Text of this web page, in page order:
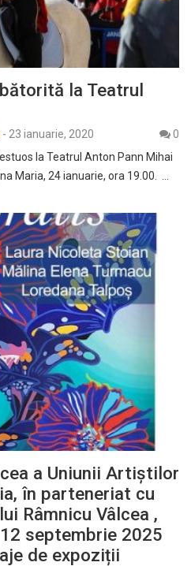
la Teatrul
- 23 ianuarie, 2020
0
la Teatrul Anton Pann Mihai
Maria, 24 ianuarie, ora 19.00. …
a Uniunii Artiștilor
în parteneriat cu
Râmnicu Vâlcea ,
septembrie 2025
de expoziții